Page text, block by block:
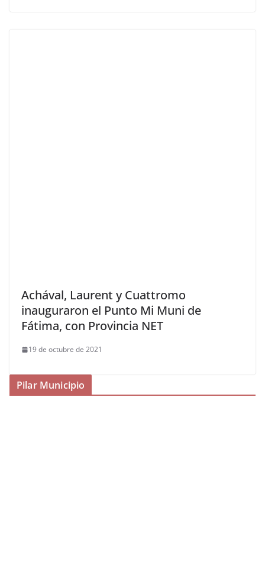
Achával, Laurent y Cuattromo
inauguraron el Punto Mi Muni de
Fátima, con Provincia NET
19 de octubre de 2021
Pilar Municipio